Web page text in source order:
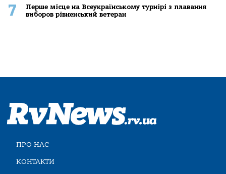
7
Перше місце на Всеукраїнському турнірі з плавання
виборов рівненський ветеран
ПРО НАС
КОНТАКТИ